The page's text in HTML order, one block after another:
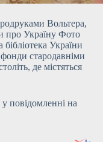
Вольтера,
про Україну Фото
України
стародавніми
де містяться
повідомленні на